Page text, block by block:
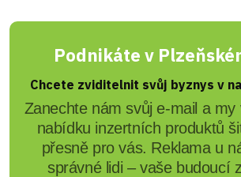
Podnikáte v
Chcete zviditelnit svůj byznys v
Zanechte nám svůj e-mail a my
nabídku inzertních produktů
přesně pro vás. Reklama u
správné lidi – vaše budoucí